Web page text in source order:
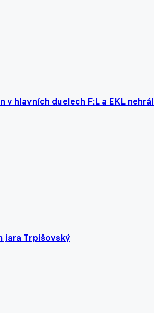
hlavních duelech F:L a EKL nehrál
jara Trpišovský